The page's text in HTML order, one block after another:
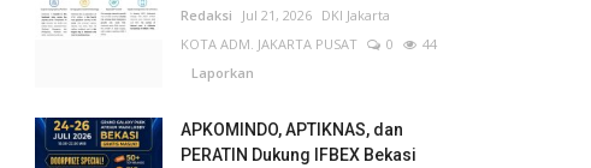
Redaksi Jul 21, 2026 DKI Jakarta
KOTA ADM. JAKARTA PUSAT
0
44
Laporkan
APKOMINDO, APTIKNAS, dan
PERATIN Dukung IFBEX Bekasi